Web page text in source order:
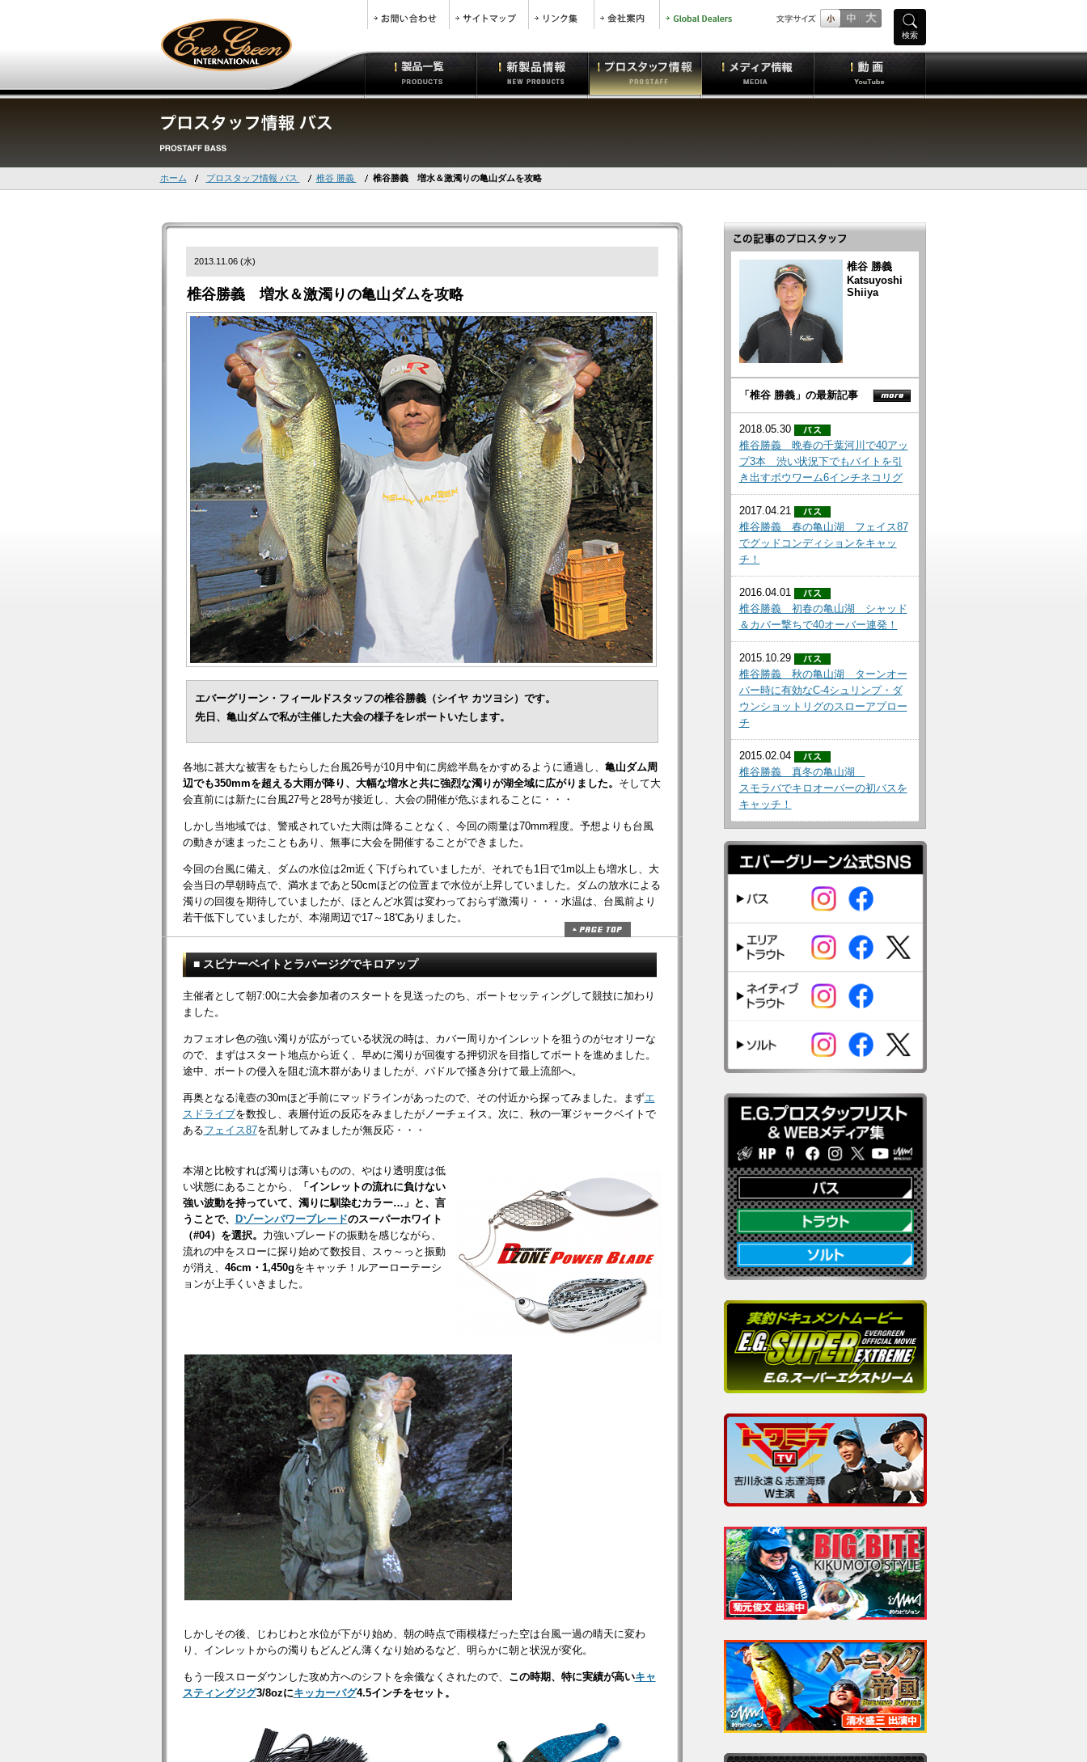
検索
ホーム プロスタッフ情報 バス 椎谷 勝義 椎谷勝義 増水＆激濁りの亀山ダムを攻略
2013.11.06 (水)
椎谷勝義 増水＆激濁りの亀山ダムを攻略
エバーグリーン・フィールドスタッフの椎谷勝義（シイヤ カツヨシ）です。
先日、亀山ダムで私が主催した大会の様子をレポートいたします。
各地に甚大な被害をもたらした台風26号が10月中旬に房総半島をかすめるように通過し、 亀山ダム周
辺でも350mmを超える大雨が降り、大幅な増水と共に強烈な濁りが湖全域に広がりました。 そして大
会直前には新たに台風27号と28号が接近し、大会の開催が危ぶまれることに・・・
しかし当地域では、警戒されていた大雨は降ることなく、今回の雨量は70mm程度。予想よりも台風
の動きが速まったこともあり、無事に大会を開催することができました。
今回の台風に備え、ダムの水位は2m近く下げられていましたが、それでも1日で1m以上も増水し、大
会当日の早朝時点で、満水まであと50cmほどの位置まで水位が上昇していました。ダムの放水による
濁りの回復を期待していましたが、ほとんど水質は変わっておらず激濁り・・・水温は、台風前より
若干低下していましたが、本湖周辺で17～18℃ありました。
■ スピナーベイトとラバージグでキロアップ
主催者として朝7:00に大会参加者のスタートを見送ったのち、ボートセッティングして競技に加わり
ました。
カフェオレ色の強い濁りが広がっている状況の時は、カバー周りかインレットを狙うのがセオリーな
ので、まずはスタート地点から近く、早めに濁りが回復する押切沢を目指してボートを進めました。
途中、ボートの侵入を阻む流木群がありましたが、パドルで掻き分けて最上流部へ。
再奥となる滝壺の30mほど手前にマッドラインがあったので、その付近から探ってみました。まずエ
スドライブを数投し、表層付近の反応をみましたがノーチェイス。次に、秋の一軍ジャークベイトで
あるフェイス87を乱射してみましたが無反応・・・
本湖と比較すれば濁りは薄いものの、やはり透明度は低
い状態にあることから、
「インレットの流れに負けない
強い波動を持っていて、濁りに馴染むカラー…」と、言
うことで、
Dゾーンパワーブレードのスーパーホワイト
（#04）を選択。 力強いブレードの振動を感じながら、
流れの中をスローに探り始めて数投目、スゥ～っと振動
が消え、 46cm・1,450gをキャッチ！ルアーローテーシ
ョンが上手くいきました。
しかしその後、じわじわと水位が下がり始め、朝の時点で雨模様だった空は台風一過の晴天に変わ
り、インレットからの濁りもどんどん薄くなり始めるなど、明らかに朝と状況が変化。
もう一段スローダウンした攻め方へのシフトを余儀なくされたので、 この時期、特に実績が高いキャ
スティングジグ3/8ozにキッカーバグ4.5インチをセット。
椎谷 勝義
Katsuyoshi
Shiiya
「椎谷 勝義」の最新記事
2018.05.30
椎谷勝義 晩春の千葉河川で40アッ
プ3本 渋い状況下でもバイトを引
き出すボウワーム6インチネコリグ
2017.04.21
椎谷勝義 春の亀山湖 フェイス87
でグッドコンディションをキャッ
チ！
2016.04.01
椎谷勝義 初春の亀山湖 シャッド
＆カバー撃ちで40オーバー連発！
2015.10.29
椎谷勝義 秋の亀山湖 ターンオー
バー時に有効なC-4シュリンプ・ダ
ウンショットリグのスローアプロー
チ
2015.02.04
椎谷勝義 真冬の亀山湖
スモラバでキロオーバーの初バスを
キャッチ！